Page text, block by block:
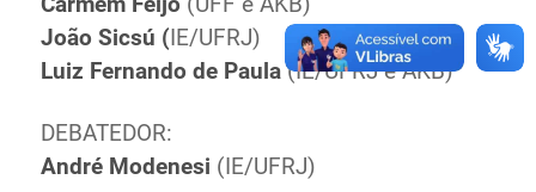
João Sicsú (IE/UFRJ)
Luiz Fernando de Paula(IE/UFRJ e AKB)
DEBATEDOR:
André Modenesi (IE/UFRJ)